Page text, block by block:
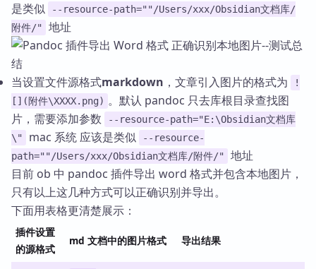
是类似
--resource-path=""/Users/xxx/Obsidian文档库/
附件/"
地址
当设置文件源格式markdown ，文章引入图片的格式为
!
[](附件\XXXX.png) 。默认 pandoc 只去库根目录查找图
片，需要添加参数
--resource-path="E:\Obsidian文档库
\"
mac 系统 应该是类似
--resource-
path=""/Users/xxx/Obsidian文档库/附件/"
地址
目前 ob 中 pandoc 插件导出 word 格式并包含本地图片，
只有以上这几种方式可以正确识别并导出。
下面用表格更清楚展示：
插件设置
的源格式
md 文档中的图片格式 导出结果